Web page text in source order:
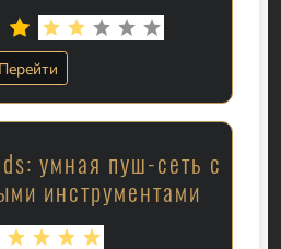
Перейти
умная пуш-сеть с
инструментами